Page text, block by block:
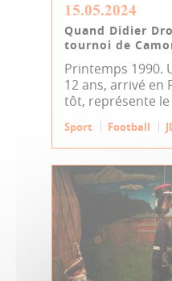
15.05.2024
Quand Didier
tournoi de
Printemps 1990.
12 ans, arrivé en
tôt, représente le
Sport Football